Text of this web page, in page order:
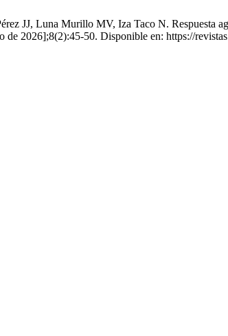
JJ, Luna Murillo MV, Iza Taco N. Respuesta
2026];8(2):45-50. Disponible en: https://